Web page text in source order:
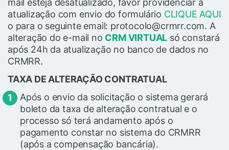
mail esteja desatualizado, favor providenciar a
atualização com envio do formulário CLIQUE AQUI
o para o seguinte email: protocolo@crmrr.com. A
alteração do e-mail no CRM VIRTUAL só constará
após 24h da atualização no banco de dados no
CRMRR.
TAXA DE ALTERAÇÃO CONTRATUAL
Após o envio da solicitação o sistema gerará
boleto da taxa de alteração contratual e o
processo só terá andamento após o
pagamento constar no sistema do CRMRR
(após a compensação bancária).